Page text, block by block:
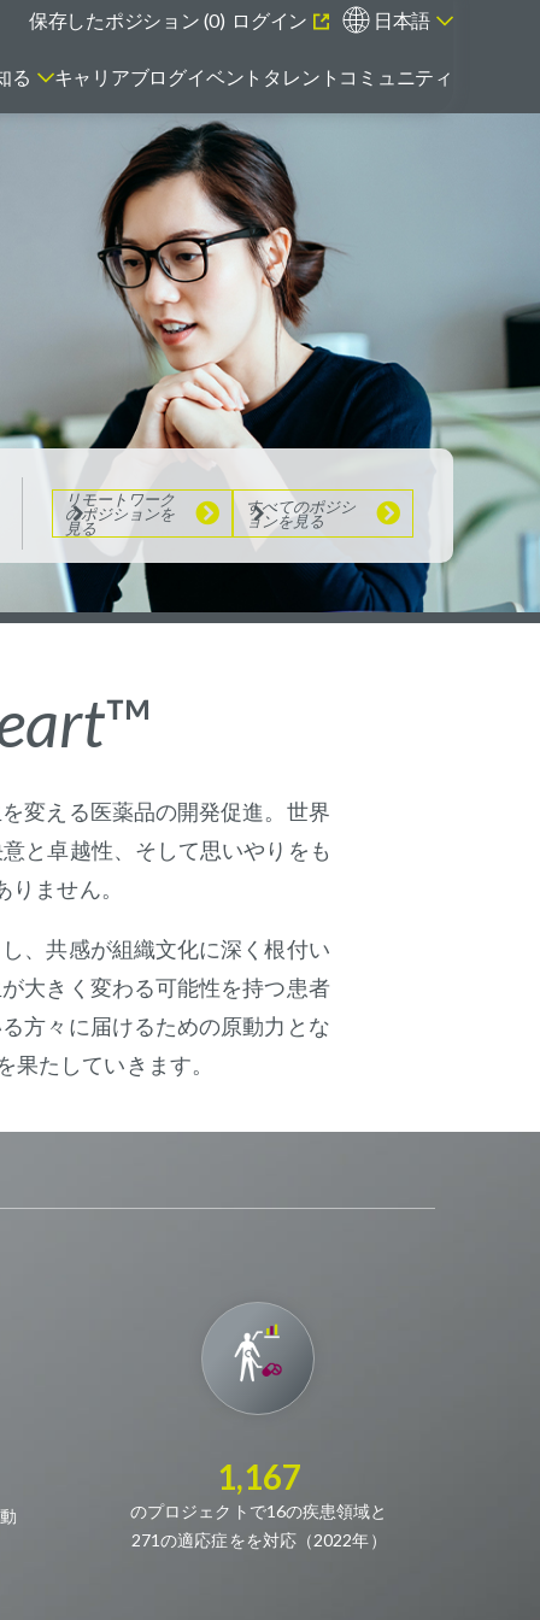
日本語
ログイン
保存したポジション (0)
エマージング・タレントとは
リモートワーク
のポジションを
見る
すべてのポジシ
ョンを見る
る キャリアブログイベント タレントコミュニティ
リモートワーク
のポジションを
見る
すべてのポジシ
ョンを見る
™
変える医薬品の開発促進。世界
と卓越性、そして思いやりをも
ません。
、共感が組織文化に深く根付い
大きく変わる可能性を持つ患者
方々に届けるための原動力とな
たしていきます。
1,167
のプロジェクトで16の疾患領域と
271の適応症をを対応（2022年）